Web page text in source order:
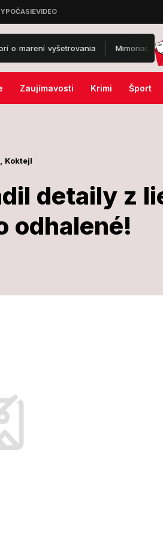
vyšetrovania Mimoriadny poplach
Zaujímavosti Krimi Šport
Koktejl
detaily z
odhalené!